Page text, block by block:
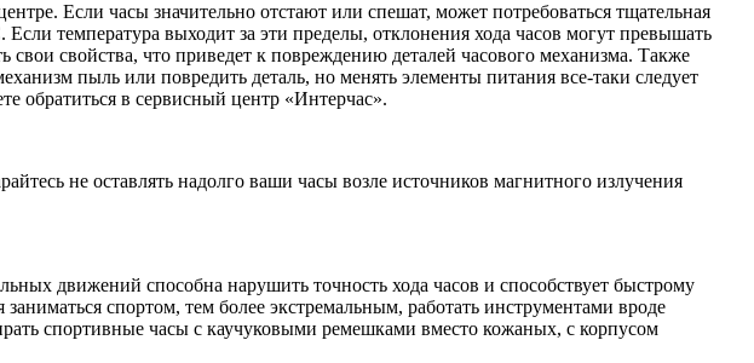
Если часы значительно отстают или спешат, может потребоваться тщательная
температура выходит за эти пределы, отклонения хода часов могут превышать
свойства, что приведет к повреждению деталей часового механизма. Также
пыль или повредить деталь, но менять элементы питания все-таки следует
обратиться в сервисный центр «Интерчас».
не оставлять надолго ваши часы возле источников магнитного излучения
движений способна нарушить точность хода часов и способствует быстрому
спортом, тем более экстремальным, работать инструментами вроде
спортивные часы с каучуковыми ремешками вместо кожаных, с корпусом